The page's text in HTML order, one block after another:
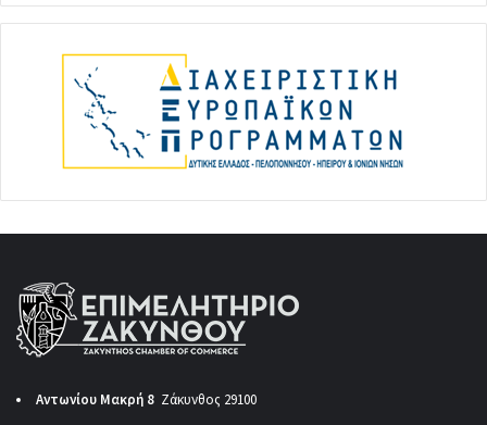
Αντωνίου Μακρή 8 Ζάκυνθος 29100